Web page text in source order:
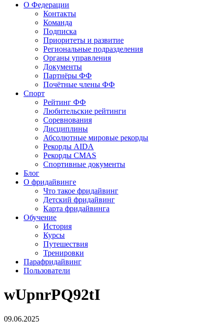
О Федерации
Контакты
Команда
Подписка
Приоритеты и развитие
Региональные подразделения
Органы управления
Документы
Партнёры ФФ
Почётные члены ФФ
Спорт
Рейтинг ФФ
Любительские рейтинги
Соревнования
Дисциплины
Абсолютные мировые рекорды
Рекорды AIDA
Рекорды CMAS
Спортивные документы
Блог
О фридайвинге
Что такое фридайвинг
Детский фридайвинг
Карта фридайвинга
Обучение
История
Курсы
Путешествия
Тренировки
Парафридайвинг
Пользователи
wUpnrPQ92tI
09.06.2025